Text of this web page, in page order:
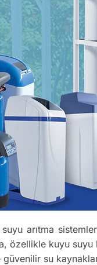
arıtma
özellikle kuyu
su